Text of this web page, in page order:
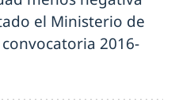
el Ministerio de
2016-